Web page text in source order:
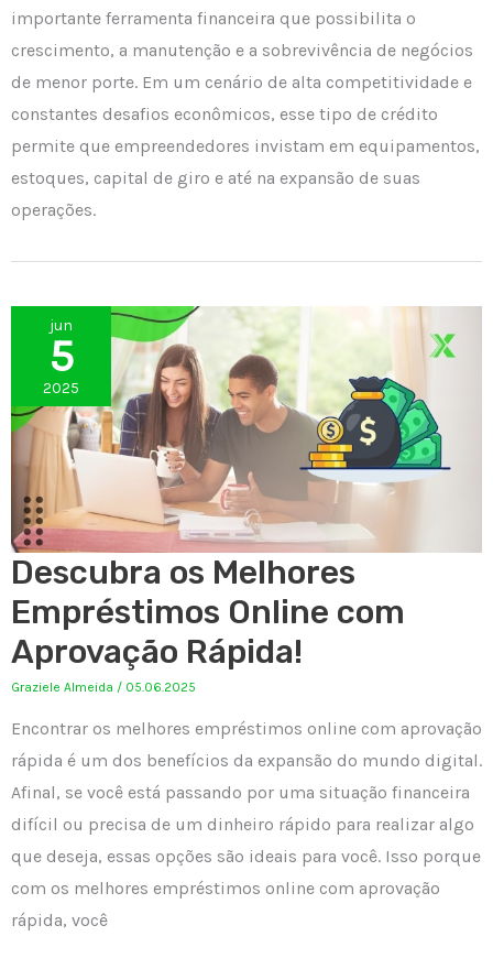
importante ferramenta financeira que possibilita o
crescimento, a manutenção e a sobrevivência de negócios
de menor porte. Em um cenário de alta competitividade e
constantes desafios econômicos, esse tipo de crédito
permite que empreendedores invistam em equipamentos,
estoques, capital de giro e até na expansão de suas
operações.
jun
5
2025
Descubra os Melhores
Empréstimos Online com
Aprovação Rápida!
Graziele Almeida / 05.06.2025
Encontrar os melhores empréstimos online com aprovação
rápida é um dos benefícios da expansão do mundo digital.
Afinal, se você está passando por uma situação financeira
difícil ou precisa de um dinheiro rápido para realizar algo
que deseja, essas opções são ideais para você. Isso porque
com os melhores empréstimos online com aprovação
rápida, você